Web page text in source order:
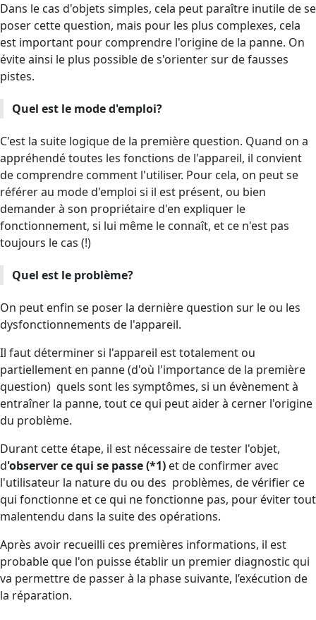
Dans le cas d'objets simples, cela peut paraître inutile de se
poser cette question, mais pour les plus complexes, cela
est important pour comprendre l'origine de la panne. On
évite ainsi le plus possible de s'orienter sur de fausses
pistes.
Quel est le mode d'emploi?
C'est la suite logique de la première question. Quand on a
appréhendé toutes les fonctions de l'appareil, il convient
de comprendre comment l'utiliser. Pour cela, on peut se
référer au mode d'emploi si il est présent, ou bien
demander à son propriétaire d'en expliquer le
fonctionnement, si lui même le connaît, et ce n'est pas
toujours le cas (!)
Quel est le problème?
On peut enfin se poser la dernière question sur le ou les
dysfonctionnements de l'appareil.
Il faut déterminer si l'appareil est totalement ou
partiellement en panne (d'où l'importance de la première
question) quels sont les symptômes, si un évènement à
entraîner la panne, tout ce qui peut aider à cerner l'origine
du problème.
Durant cette étape, il est nécessaire de tester l'objet,
d'observer ce qui se passe(*1) et de confirmer avec
l'utilisateur la nature du ou des problèmes, de vérifier ce
qui fonctionne et ce qui ne fonctionne pas, pour éviter tout
malentendu dans la suite des opérations.
Après avoir recueilli ces premières informations, il est
probable que l'on puisse établir un premier diagnostic qui
va permettre de passer à la phase suivante, l’exécution de
la réparation.